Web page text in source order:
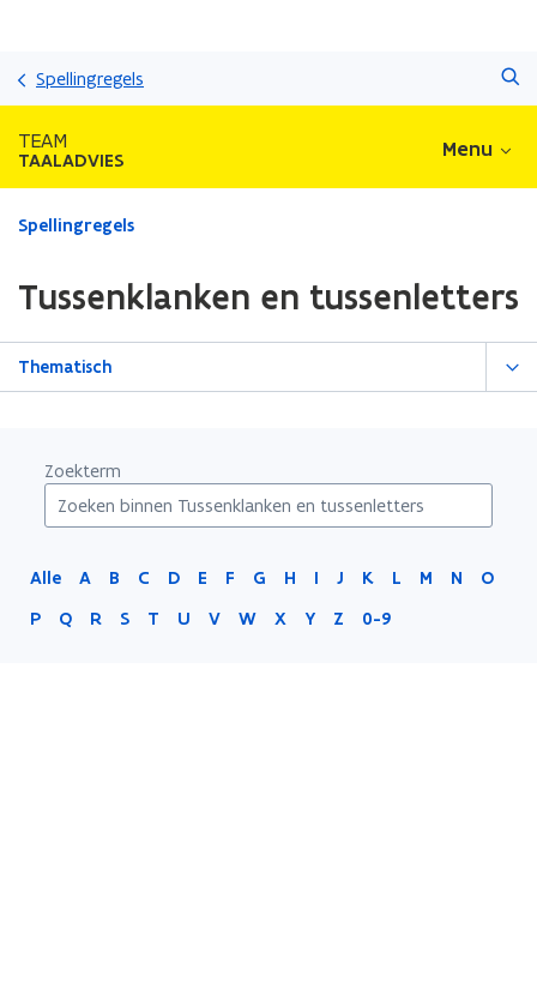
Spellingregels
TEAM
TAALADVIES Menu
Gedaan
zich
op:
Tussenklanken
Spellingregels
Tussenklanken en tussenletters
Thematisch
Zoekterm
Alle A B C D E F G H I J K L M N
O
P
Q R S T U V W X Y Z 0-9